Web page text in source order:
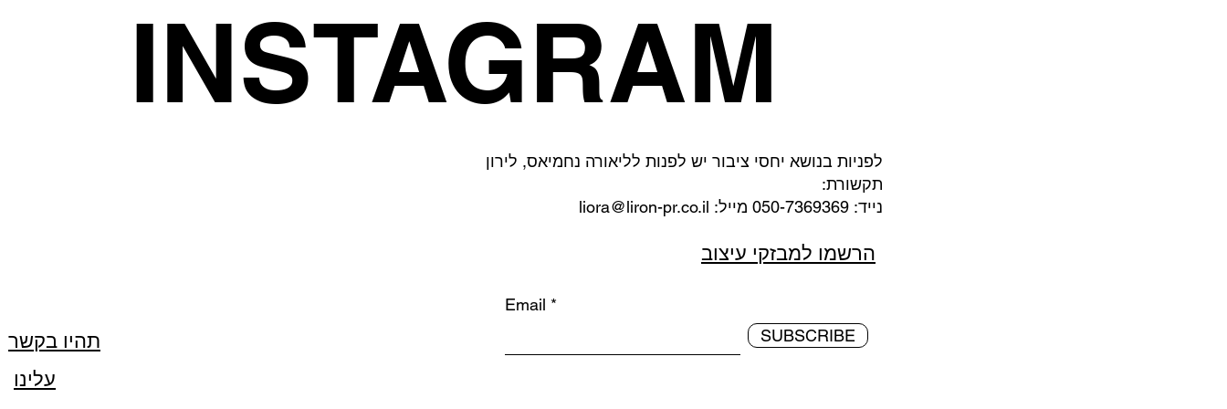
לפניות בנושא יחסי ציבור יש לפנות לליאורה נחמיאס, לירון
תקשורת:
נייד: 050-7369369 מייל:
liora@liron-pr.co.il
הרשמו למבזקי עיצוב
תהיו בקשר
עלינו
Email
SUBSCRIBE
INSTAGRAM